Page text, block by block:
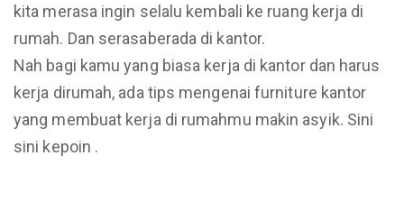
kita merasa ingin selalu kembali ke ruang kerja di
rumah. Dan serasaberada di kantor.
Nah bagi kamu yang biasa kerja di kantor dan harus
kerja dirumah, ada tips mengenai furniture kantor
yang membuat kerja di rumahmu makin asyik. Sini
sini kepoin .